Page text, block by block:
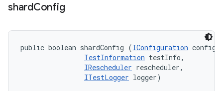
shardConfig
public boolean shardConfig (IConfiguration
TestInformation testInfo,
IRescheduler rescheduler,
ITestLogger logger)